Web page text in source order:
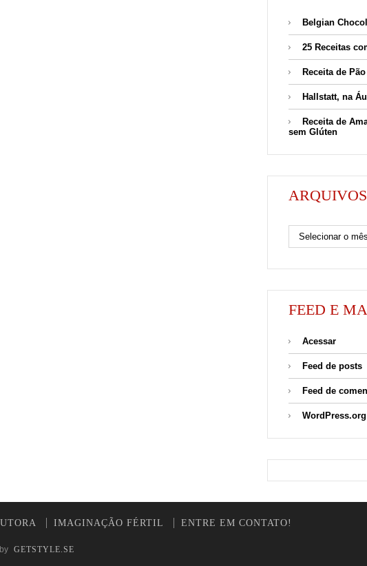
Belgian
25 Receitas
Receita de
Hallstatt, na
Receita de
sem Glúten
ARQUIVOS
FEED E
Acessar
Feed de posts
Feed de
WordPress.org
IMAGINAÇÃO FÉRTIL ENTRE EM CONTATO!
GETSTYLE.SE